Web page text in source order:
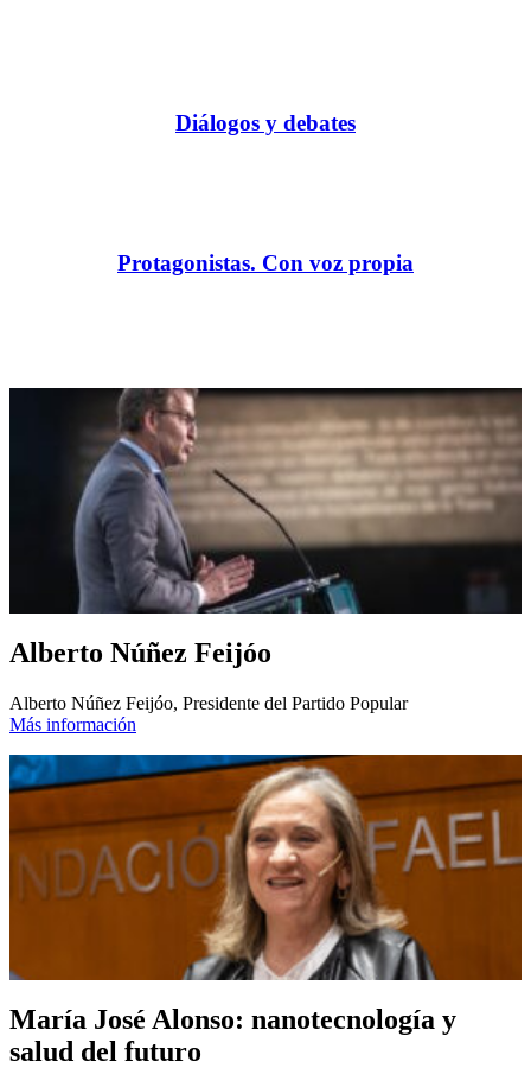
Diálogos y debates
Protagonistas. Con voz propia
Alberto Núñez Feijóo
Alberto Núñez Feijóo, Presidente del Partido Popular
Más información
María José Alonso: nanotecnología y
salud del futuro